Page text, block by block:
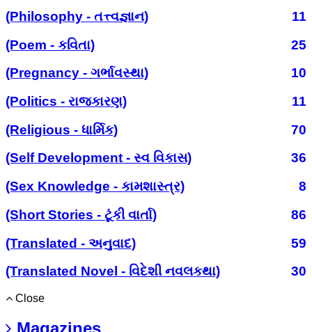
(Philosophy - તત્ત્વજ્ઞાન)
11
(Poem - કવિતા)
25
(Pregnancy - ગર્ભાવસ્થા)
10
(Politics - રાજકારણ)
11
(Religious - ધાર્મિક)
70
(Self Development - સ્વ વિકાસ)
36
(Sex Knowledge - કામશાસ્ત્ર)
8
(Short Stories - ટૂંકી વાર્તા)
86
(Translated - અનુવાદ)
59
(Translated Novel - વિદેશી નવલકથા)
30
Close
Magazines